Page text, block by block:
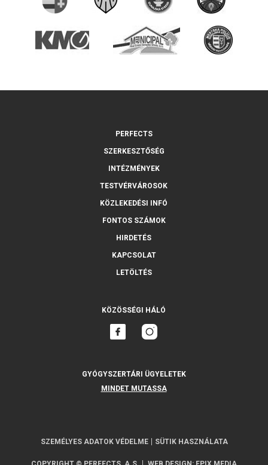
PERFECTS
SZERKESZTŐSÉG
INTÉZMÉNYEK
TESTVÉRVÁROSOK
KÖZLEKEDÉSI INFÓ
FONTOS SZÁMOK
HIRDETÉS
KAPCSOLAT
LETÖLTÉS
KÖZÖSSÉGI HÁLÓ
GYÓGYSZERTÁRI ÜGYELETEK
MINDET MUTASSA
SZEMÉLYES ADATOK VÉDELME SÜTIK HASZNÁLATA